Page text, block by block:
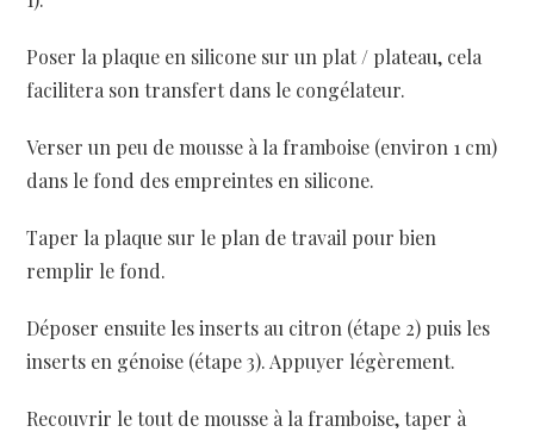
Poser la plaque en silicone sur un plat / plateau, cela
facilitera son transfert dans le congélateur.
Verser un peu de mousse à la framboise (environ 1 cm)
dans le fond des empreintes en silicone.
Taper la plaque sur le plan de travail pour bien
remplir le fond.
Déposer ensuite les inserts au citron (étape 2) puis les
inserts en génoise (étape 3). Appuyer légèrement.
Recouvrir le tout de mousse à la framboise, taper à